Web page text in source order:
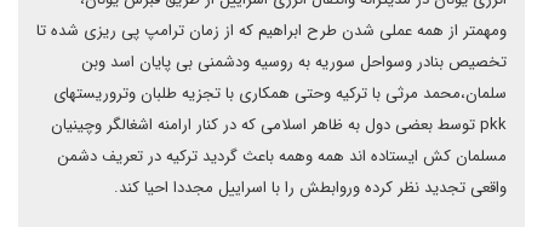
ومهمتر از همه عملی شدن طرح ابراهیم که از زمان ترامپ پی ریزی شده تا
تخصیص بنادر وسواحل سوریه به روسیه ودشمنی بی پایان اسد وبن
سلمان،محمد مرثی با ترکیه وحتی همکاری با تجزیه طلبان وتروریستهای
pkk توسط بعضی دول به ظاهر اسلامی که در کنار ارامنه اشغالگر وچینیان
مسلمان کش ایستاده اند همه وهمه باعث گردید ترکیه در تعریف دشمن
واقعی تجدید نظر کرده وروابطش را با اسراییل مجددا احیا کند.